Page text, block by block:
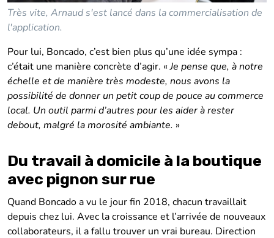
Très vite, Arnaud s'est lancé dans la commercialisation de
l'application.
Pour lui, Boncado, c’est bien plus qu’une idée sympa :
c’était une manière concrète d’agir. «Je pense que, à notre
échelle et de manière très modeste, nous avons la
possibilité de donner un petit coup de pouce au commerce
local. Un outil parmi d’autres pour les aider à rester
debout, malgré la morosité ambiante. »
Du travail à domicile à la boutique
avec pignon sur rue
Quand Boncado a vu le jour fin 2018, chacun travaillait
depuis chez lui. Avec la croissance et l’arrivée de nouveaux
collaborateurs, il a fallu trouver un vrai bureau. Direction